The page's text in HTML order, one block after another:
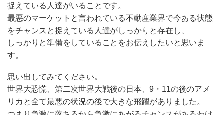
捉えている人達がいることです。
最悪のマーケットと言われている不動産業界で今ある状態
をチャンスと捉えている人達がしっかりと存在し、
しっかりと準備をしていることをお伝えしたいと思いま
す。
思い出してみてください。
世界大恐慌、第二次世界大戦後の日本、9・11の後のアメ
リカと全て最悪の状況の後で大きな飛躍がありました。